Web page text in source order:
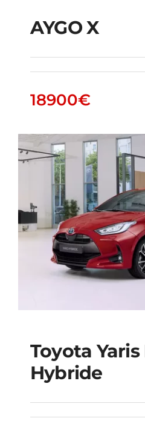
AYGO X
18900€
Toyota
ou
Toyota
Hybride